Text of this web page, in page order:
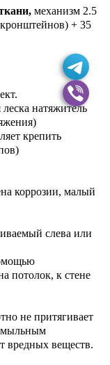
механизм 2.5
+ 35
натяжитель
крепить
коррозии, малый
слева или
потолок, к стене
не притягивает
мыльным
вредных веществ.